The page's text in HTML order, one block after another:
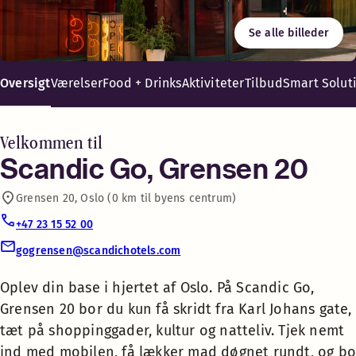
Se alle billeder
OversigtVærelserFood + DrinksAktiviteterTilbudSmart
Velkommen til
Scandic Go, Grensen 20
Grensen 20, Oslo (0 km til byens centrum)
+47 23 15 52 00
gogrensen@scandichotels.com
Oplev din base i hjertet af Oslo. På Scandic Go,
Grensen 20 bor du kun få skridt fra Karl Johans gate,
tæt på shoppinggader, kultur og natteliv. Tjek nemt
ind med mobilen, få lækker mad døgnet rundt, og bo
Shopping
Vaskerum
Luggage Lockers
Strygerum
Café
Oplev din base i hjertet af
20 bor du kun få skridt fra Karl
shoppinggader, kultur og
natteliv. Tjek nemt ind med
mobilen, få lækker mad
døgnet rundt, og bo
komfortabelt med fokus på
det vigtigste.
Sig hej til en ny måde at bo på
hotel med Scandic Go. Vi har
skåret alt det overflødige væk og
fokuseret på det, der virkelig
Spis på stedet eller tag med – du behøver ikke at sulte.